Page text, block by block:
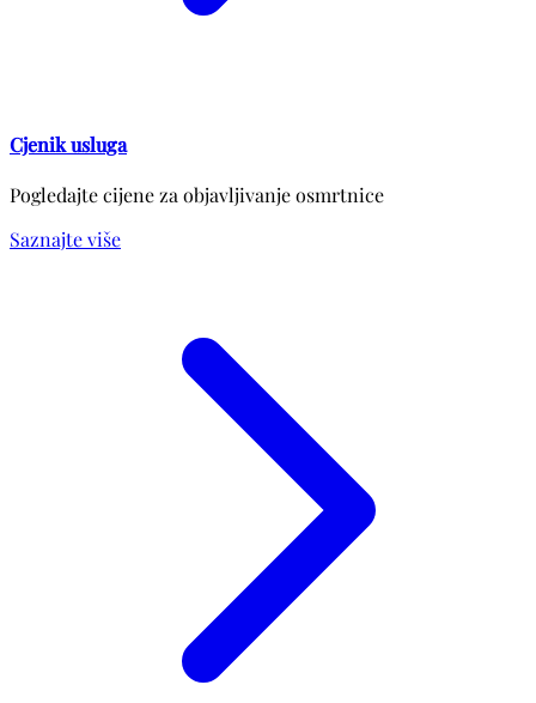
Cjenik usluga
Pogledajte cijene za objavljivanje osmrtnice
Saznajte više